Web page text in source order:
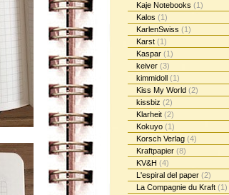
Kaje Notebooks (1)
Kalos (1)
KarlenSwiss (1)
Karst (1)
Kaspar (1)
keiver (3)
kimmidoll (1)
Kiss My World (2)
kissbiz (2)
Klarheit (2)
Kokuyo (1)
Korsch Verlag (4)
Kraftpapier (8)
KV&H (4)
L'espiral del paper (2)
La Compagnie du Kraft (1)